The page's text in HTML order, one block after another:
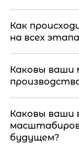
Как
на всех
Каковы ваши
Каковы ваши
будущем?